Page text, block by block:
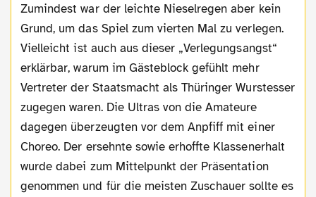
Zumindest war der leichte Nieselregen aber kein
Grund, um das Spiel zum vierten Mal zu verlegen.
Vielleicht ist auch aus dieser „Verlegungsangst“
erklärbar, warum im Gästeblock gefühlt mehr
Vertreter der Staatsmacht als Thüringer Wurstesser
zugegen waren. Die Ultras von die Amateure
dagegen überzeugten vor dem Anpfiff mit einer
Choreo. Der ersehnte sowie erhoffte Klassenerhalt
wurde dabei zum Mittelpunkt der Präsentation
genommen und für die meisten Zuschauer sollte es